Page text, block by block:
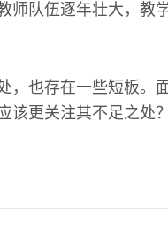
师队伍逐年壮大，教
也存在一些短板。
该更关注其不足之处